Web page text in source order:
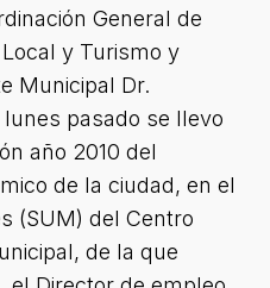
General de
y Turismo y
Municipal Dr.
pasado se llevo
año 2010 del
de la ciudad, en el
(SUM) del Centro
de la que